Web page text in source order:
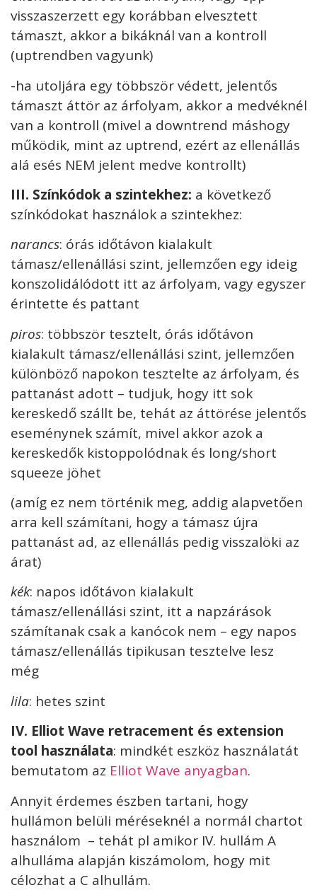
visszaszerzett egy korábban elvesztett
támaszt, akkor a bikáknál van a kontroll
(uptrendben vagyunk)
-ha utoljára egy többször védett, jelentős
támaszt áttör az árfolyam, akkor a medvéknél
van a kontroll (mivel a downtrend máshogy
működik, mint az uptrend, ezért az ellenállás
alá esés NEM jelent medve kontrollt)
III. Színkódok a szintekhez: a következő
színkódokat használok a szintekhez:
narancs: órás időtávon kialakult
támasz/ellenállási szint, jellemzően egy ideig
konszolidálódott itt az árfolyam, vagy egyszer
érintette és pattant
piros: többször tesztelt, órás időtávon
kialakult támasz/ellenállási szint, jellemzően
különböző napokon tesztelte az árfolyam, és
pattanást adott – tudjuk, hogy itt sok
kereskedő szállt be, tehát az áttörése jelentős
eseménynek számít, mivel akkor azok a
kereskedők kistoppolódnak és long/short
squeeze jöhet
(amíg ez nem történik meg, addig alapvetően
arra kell számítani, hogy a támasz újra
pattanást ad, az ellenállás pedig visszalöki az
árat)
kék: napos időtávon kialakult
támasz/ellenállási szint, itt a napzárások
számítanak csak a kanócok nem – egy napos
támasz/ellenállás tipikusan tesztelve lesz
még
lila: hetes szint
IV. Elliot Wave retracement és extension
tool használata: mindkét eszköz használatát
bemutatom az Elliot Wave anyagban.
Annyit érdemes észben tartani, hogy
hullámon belüli méréseknél a normál chartot
használom – tehát pl amikor IV. hullám A
alhulláma alapján kiszámolom, hogy mit
célozhat a C alhullám.